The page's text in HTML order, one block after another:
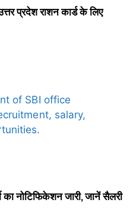
प्रदेश राशन कार्ड के लिए
नोटिफिकेशन जारी, जानें सैलरी